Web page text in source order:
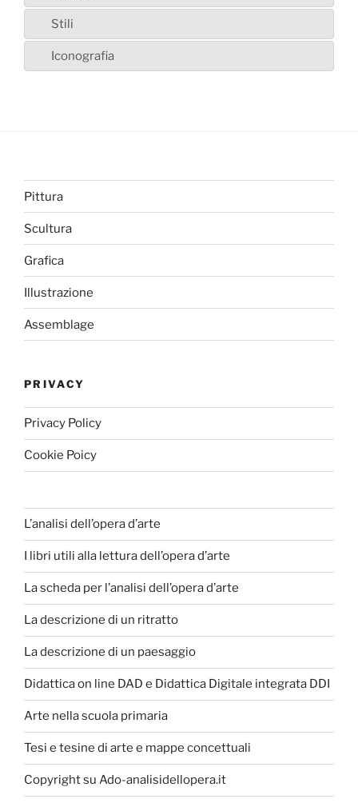
Stili
Iconografia
Pittura
Scultura
Grafica
Illustrazione
Assemblage
PRIVACY
Privacy Policy
Cookie Poicy
L’analisi dell’opera d’arte
I libri utili alla lettura dell’opera d’arte
La scheda per l’analisi dell’opera d’arte
La descrizione di un ritratto
La descrizione di un paesaggio
Didattica on line DAD e Didattica Digitale integrata DDI
Arte nella scuola primaria
Tesi e tesine di arte e mappe concettuali
Copyright su Ado-analisidellopera.it